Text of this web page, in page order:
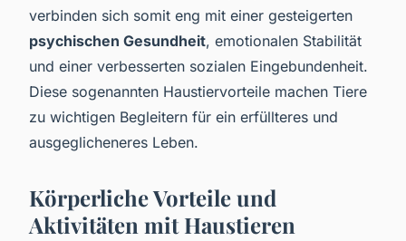
verbinden sich somit eng mit einer gesteigerten
psychischen Gesundheit, emotionalen Stabilität
und einer verbesserten sozialen Eingebundenheit.
Diese sogenannten Haustiervorteile machen Tiere
zu wichtigen Begleitern für ein erfüllteres und
ausgeglicheneres Leben.
Körperliche Vorteile und
Aktivitäten mit Haustieren